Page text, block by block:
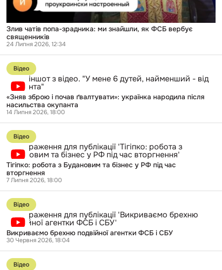
Злив чатів попа-зрадника: ми знайшли, як ФСБ вербує
священників
24 Липня 2026, 12:34
Перейти
до
публікації
«Зняв
зброю
почав
ґвалтувати»:
українка
народила
після
насильства
окупанта
Відео
«Зняв зброю і почав ґвалтувати»: українка народила після
насильства окупанта
14 Липня 2026, 18:00
Перейти
до
публікації
Тігіпко:
робота
Будановим
та
бізнес
РФ
під
час
вторгнення
Відео
Тігіпко: робота з Будановим та бізнес у РФ під час
вторгнення
7 Липня 2026, 18:00
Перейти
до
публікації
Викриваємо
брехню
подвійної
агентки
ФСБ
СБУ
Відео
Викриваємо брехню подвійної агентки ФСБ і СБУ
30 Червня 2026, 18:04
Перейти
до Відео